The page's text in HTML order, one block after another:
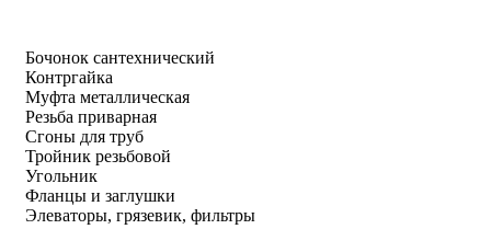
Бочонок сантехнический
Контргайка
Муфта металлическая
Резьба приварная
Сгоны для труб
Тройник резьбовой
Угольник
Фланцы и заглушки
Элеваторы, грязевик, фильтры